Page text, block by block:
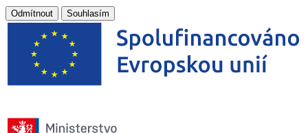
Odmítnout Souhlasím